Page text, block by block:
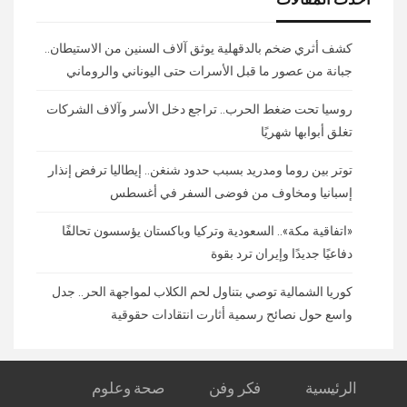
كشف أثري ضخم بالدقهلية يوثق آلاف السنين من الاستيطان..
جبانة من عصور ما قبل الأسرات حتى اليوناني والروماني
روسيا تحت ضغط الحرب.. تراجع دخل الأسر وآلاف الشركات
تغلق أبوابها شهريًا
توتر بين روما ومدريد بسبب حدود شنغن.. إيطاليا ترفض إنذار
إسبانيا ومخاوف من فوضى السفر في أغسطس
«اتفاقية مكة».. السعودية وتركيا وباكستان يؤسسون تحالفًا
دفاعيًا جديدًا وإيران ترد بقوة
كوريا الشمالية توصي بتناول لحم الكلاب لمواجهة الحر.. جدل
واسع حول نصائح رسمية أثارت انتقادات حقوقية
الرئيسية فكر وفن صحة وعلوم